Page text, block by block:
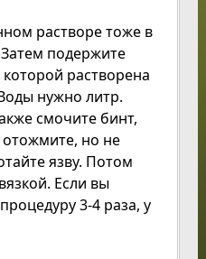
растворе тоже в
подержите
которой растворена
нужно литр.
смочите бинт,
отожмите, но не
язву. Потом
Если вы
3-4 раза, у